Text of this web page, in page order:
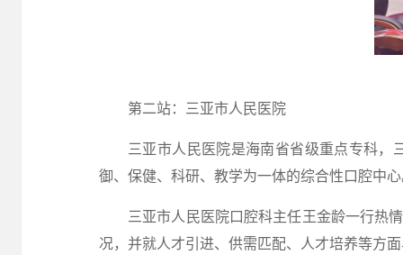
第二站：三亚市人民医院
三亚市人民医院是海南省省级重点专科，
御、保健、科研、教学为一体的综合性口腔中
三亚市人民医院口腔科主任王金龄一行热
况， 并就人才引进、供需匹配、人才培养等方